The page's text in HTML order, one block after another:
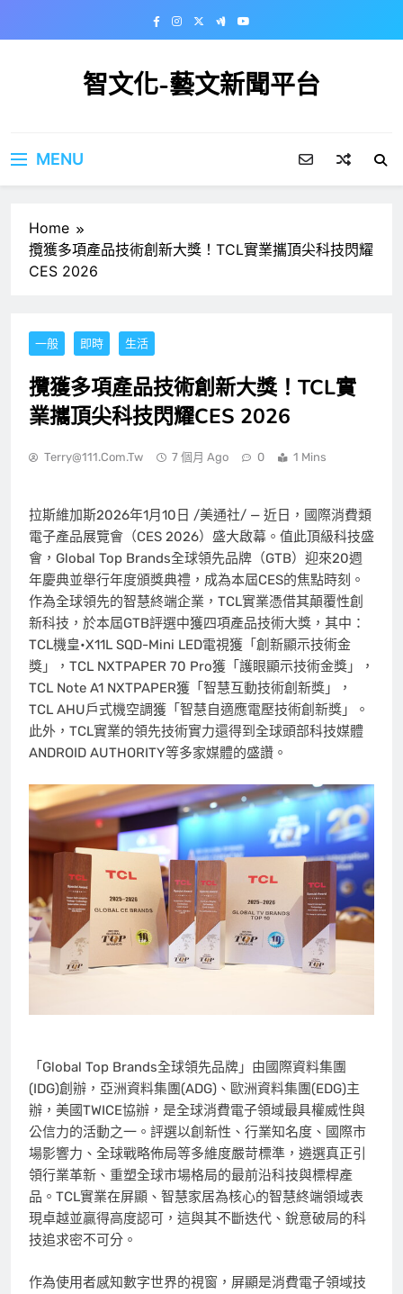
智文化-藝文新聞平台
MENU
Home
攬獲多項產品技術創新大獎！TCL實業攜頂尖科技閃耀
CES 2026
一般 即時 生活
攬獲多項產品技術創新大獎！TCL實
業攜頂尖科技閃耀CES 2026
Terry@111.com.tw 7 個月 Ago 0 1 Mins
拉斯維加斯2026年1月10日 /美通社/ — 近日，國際消費類
電子產品展覽會（CES 2026）盛大啟幕。值此頂級科技盛
會，Global Top Brands全球領先品牌（GTB）迎來20週
年慶典並舉行年度頒獎典禮，成為本屆CES的焦點時刻。
作為全球領先的智慧終端企業，TCL實業憑借其顛覆性創
新科技，於本屆GTB評選中獲四項產品技術大獎，其中：
TCL機皇•X11L SQD-Mini LED電視獲「創新顯示技術金
獎」，TCL NXTPAPER 70 Pro獲「護眼顯示技術金獎」，
TCL Note A1 NXTPAPER獲「智慧互動技術創新獎」，
TCL AHU戶式機空調獲「智慧自適應電壓技術創新獎」。
此外，TCL實業的領先技術實力還得到全球頭部科技媒體
ANDROID AUTHORITY等多家媒體的盛讚。
「Global Top Brands全球領先品牌」由國際資料集團
(IDG)創辦，亞洲資料集團(ADG)、歐洲資料集團(EDG)主
辦，美國TWICE協辦，是全球消費電子領域最具權威性與
公信力的活動之一。評選以創新性、行業知名度、國際市
場影響力、全球戰略佈局等多維度嚴苛標準，遴選真正引
領行業革新、重塑全球市場格局的最前沿科技與標桿產
品。TCL實業在屏顯、智慧家居為核心的智慧終端領域表
現卓越並贏得高度認可，這與其不斷迭代、銳意破局的科
技追求密不可分。
作為使用者感知數字世界的視窗，屏顯是消費電子領域技